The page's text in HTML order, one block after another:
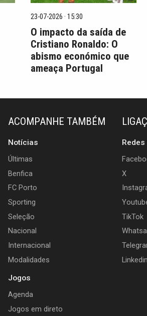
23-07-2026 · 15:30
O impacto da saída de
Cristiano Ronaldo: O
abismo económico que
ameaça Portugal
ACOMPANHE TAMBÉM
Notícias
Últimas
Benfica
FC Porto
Sporting
Seleção
Nacional
Internacional
Modalidades
Jogos
Agenda
Jogos em direto
X
TikTok
Linkedin